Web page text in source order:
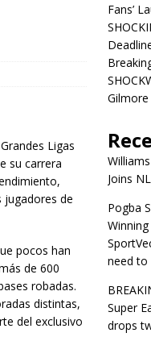
Ligas
su carrera
de
pocos han
de 600
robadas.
distintas,
del exclusivo
Fans’
Williams
Joins
Pogba
need to
Super
drops